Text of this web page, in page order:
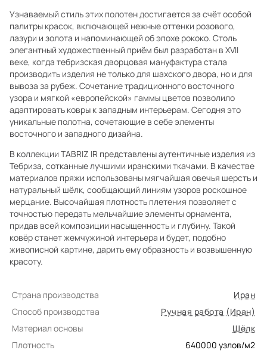
Узнаваемый стиль этих полотен достигается за счёт особой
палитры красок, включающей нежные оттенки розового,
лазури и золота и напоминающей об эпохе рококо. Столь
элегантный художественный приём был разработан в XVII
веке, когда тебризская дворцовая мануфактура стала
производить изделия не только для шахского двора, но и для
вывоза за рубеж. Сочетание традиционного восточного
узора и мягкой «европейской» гаммы цветов позволило
адаптировать ковры к западным интерьерам. Сегодня это
уникальные полотна, сочетающие в себе элементы
восточного и западного дизайна.
В коллекции TABRIZ IR представлены аутентичные изделия из
Тебриза, сотканные лучшими иранскими ткачами. В качестве
материалов пряжи использованы мягчайшая овечья шерсть и
натуральный шёлк, сообщающий линиям узоров роскошное
мерцание. Высочайшая плотность плетения позволяет с
точностью передать мельчайшие элементы орнамента,
придав всей композиции насыщенность и глубину. Такой
ковёр станет жемчужиной интерьера и будет, подобно
живописной картине, дарить ему образность и возвышенную
красоту.
Страна производства
Иран
Способ производства
Ручная работа (Иран)
Материал основы
Шёлк
Плотность
640000 узлов/м2